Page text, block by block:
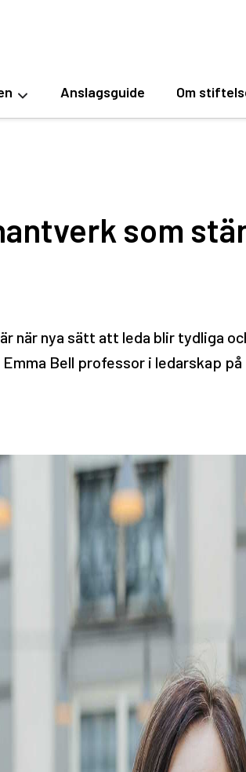
Anslagsguide Om
som
när nya sätt att leda blir tydliga
Bell professor i ledarskap